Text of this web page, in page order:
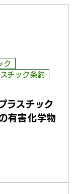
ク
チック条約
ラスチック
有害化学物